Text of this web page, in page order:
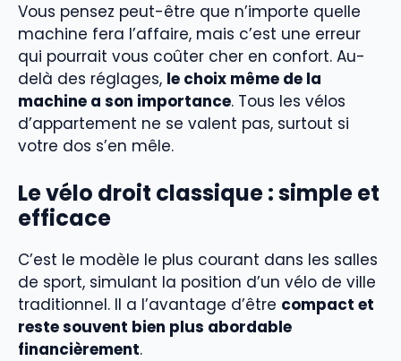
Vous pensez peut-être que n’importe quelle
machine fera l’affaire, mais c’est une erreur
qui pourrait vous coûter cher en confort. Au-
delà des réglages, le choix même de la
machine a son importance. Tous les vélos
d’appartement ne se valent pas, surtout si
votre dos s’en mêle.
Le vélo droit classique : simple et
efficace
C’est le modèle le plus courant dans les salles
de sport, simulant la position d’un vélo de ville
traditionnel. Il a l’avantage d’être compact et
reste souvent bien plus abordable
financièrement.